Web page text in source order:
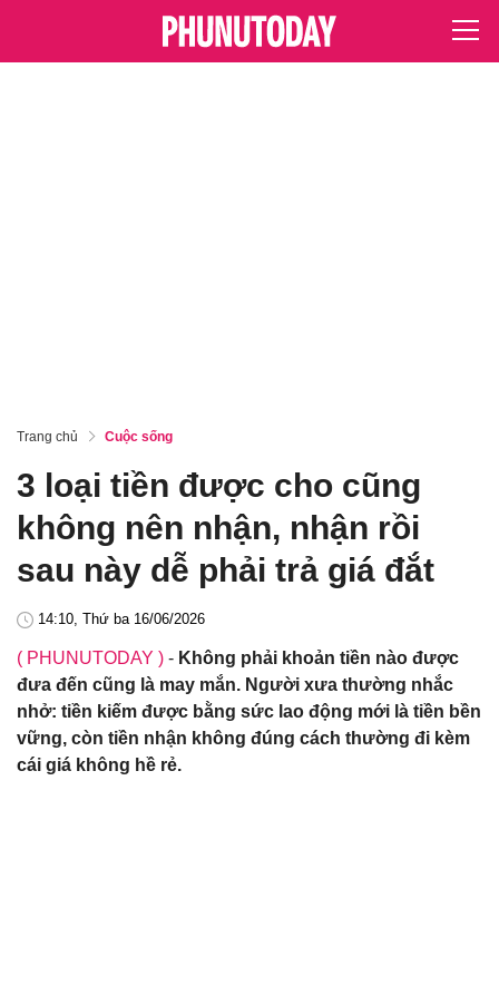
Trang chủ Cuộc sống
3 loại tiền được cho cũng
không nên nhận, nhận rồi
sau này dễ phải trả giá đắt
14:10, Thứ ba 16/06/2026
( PHUNUTODAY ) - Không phải khoản tiền nào được
đưa đến cũng là may mắn. Người xưa thường nhắc
nhở: tiền kiếm được bằng sức lao động mới là tiền bền
vững, còn tiền nhận không đúng cách thường đi kèm
cái giá không hề rẻ.